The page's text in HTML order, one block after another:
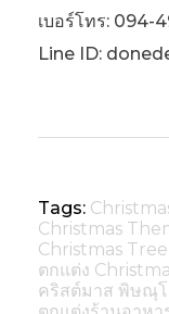
เบอร์โทร: 094-
Line ID:
Tags:
Christmas
Christmas
ตกแต่ง
คริสต์มาส พิษณุ